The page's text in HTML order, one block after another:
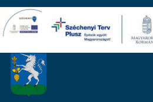
Skip
to
main
content